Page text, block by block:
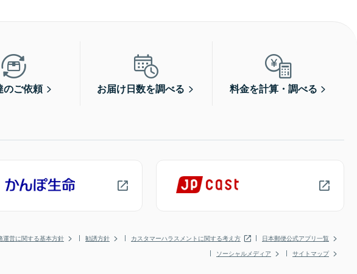
のご依頼 お届け日数を調べる 料金を計算・調べる
運営に関する基本方針 勧誘方針 カスタマーハラスメントに関する考え方
日本郵便公式アプリ一覧
ソーシャルメディア
サイトマップ